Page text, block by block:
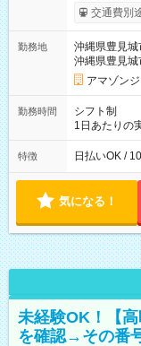
まで昇給の機会があります
月25日支払
☆Amazon直雇用で安
あり 試用期
です。
交通費別
勤務地
沖縄県豊見城
沖縄県豊見
アマゾン
勤務時間
シフト制
1日あたりの
特徴 日払いOK /
気になる！
未経験OK！【
を確認→その番